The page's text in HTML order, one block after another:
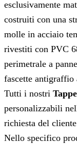
esclusivamente
costruiti con una
molle in acciaio
rivestiti con PVC
perimetrale a
fascette antigraffio
Tutti i nostri
personalizzabili
richiesta del
Nello specifico